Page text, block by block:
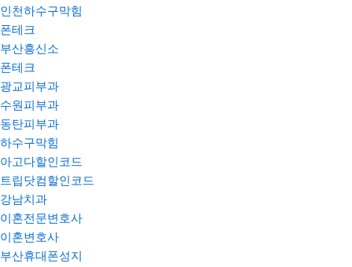
인천하수구막힘
폰테크
부산흥신소
폰테크
광교피부과
수원피부과
동탄피부과
하수구막힘
아고다할인코드
트립닷컴할인코드
강남치과
이혼전문변호사
이혼변호사
부산휴대폰성지